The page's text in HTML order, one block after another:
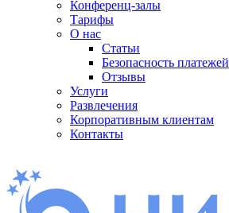
Конференц-залы
Тарифы
О нас
Статьи
Безопасность платежей
Отзывы
Услуги
Развлечения
Корпоративным клиентам
Контакты